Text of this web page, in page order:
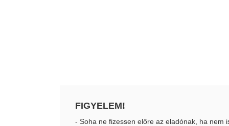
FIGYELEM!
- Soha ne fizessen előre az eladónak, ha nem